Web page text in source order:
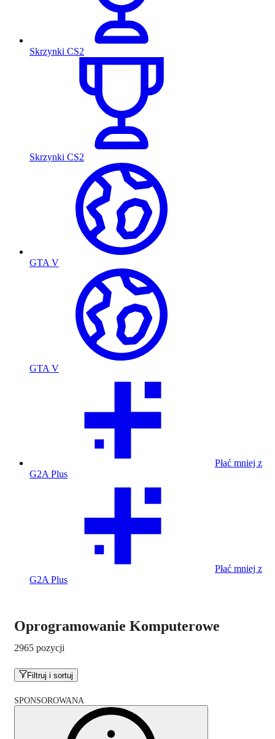
Skrzynki CS2
Skrzynki CS2
GTA V
GTA V
Płać mniej z
G2A Plus
Płać mniej z
G2A Plus
Oprogramowanie Komputerowe
2965 pozycji
Filtruj i sortuj
SPONSOROWANA